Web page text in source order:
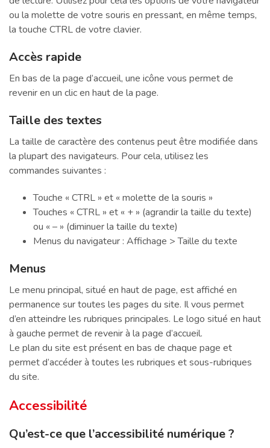
ou la molette de votre souris en pressant, en même temps,
la touche CTRL de votre clavier.
Accès rapide
En bas de la page d’accueil, une icône vous permet de
revenir en un clic en haut de la page.
Taille des textes
La taille de caractère des contenus peut être modifiée dans
la plupart des navigateurs. Pour cela, utilisez les
commandes suivantes :
Touche « CTRL » et « molette de la souris »
Touches « CTRL » et « + » (agrandir la taille du texte)
ou « – » (diminuer la taille du texte)
Menus du navigateur : Affichage > Taille du texte
Menus
Le menu principal, situé en haut de page, est affiché en
permanence sur toutes les pages du site. Il vous permet
d’en atteindre les rubriques principales. Le logo situé en haut
à gauche permet de revenir à la page d’accueil.
Le plan du site est présent en bas de chaque page et
permet d’accéder à toutes les rubriques et sous-rubriques
du site.
Accessibilité
Qu’est-ce que l’accessibilité numérique ?